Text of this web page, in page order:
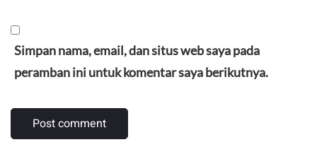
Simpan nama, email, dan situs web saya pada
peramban ini untuk komentar saya berikutnya.